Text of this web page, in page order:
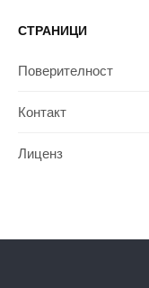
СТРАНИЦИ
Поверителност
Контакт
Лиценз